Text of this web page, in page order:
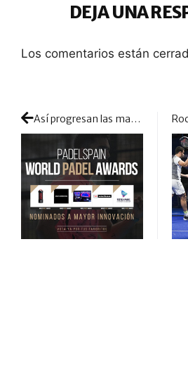
DEJA UNA
Los comentarios están
Así progresan las marcas: ¿Cuál será la mejor innovación del mercado en 2022?